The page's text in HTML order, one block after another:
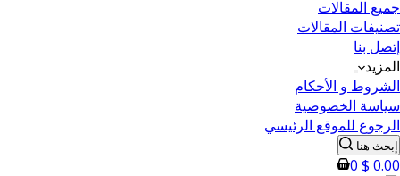
جميع المقالات
تصنيفات المقالات
إتصل بنا
المزيد
الشروط و الأحكام
سياسة الخصوصية
الرجوع للموقع الرئيسي
إبحث هنا
0.00
$
0